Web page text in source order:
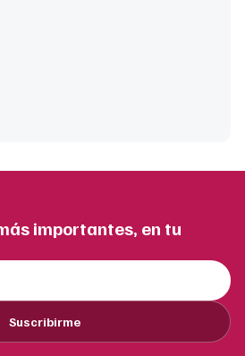
importantes, en tu
Suscribirme